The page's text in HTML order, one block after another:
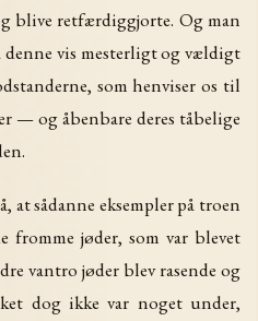
blive retfærdiggjorte. Og man
denne vis mesterligt og vældigt
som henviser os til
— og åbenbare deres tåbelige
at sådanne eksempler på troen
fromme jøder, som var blevet
vantro jøder blev rasende og
dog ikke var noget under,